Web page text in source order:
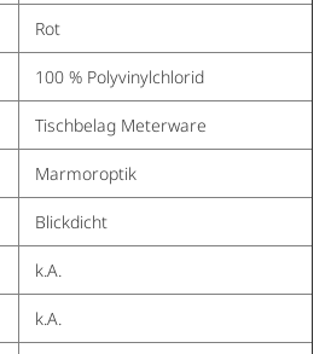
Rot
100 % Polyvinylchlorid
Tischbelag Meterware
Marmoroptik
Blickdicht
k.A.
k.A.